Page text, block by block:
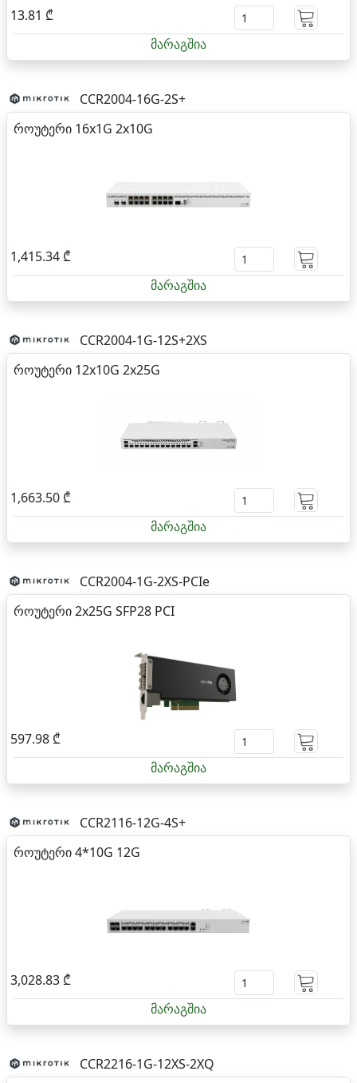
13.81 ₾
მარაგშია
CCR2004-16G-2S+
როუტერი 16x1G 2x10G
1,415.34 ₾
მარაგშია
CCR2004-1G-12S+2XS
როუტერი 12x10G 2x25G
1,663.50 ₾
მარაგშია
CCR2004-1G-2XS-PCIe
როუტერი 2x25G SFP28 PCI
597.98 ₾
მარაგშია
CCR2116-12G-4S+
როუტერი 4*10G 12G
3,028.83 ₾
მარაგშია
CCR2216-1G-12XS-2XQ